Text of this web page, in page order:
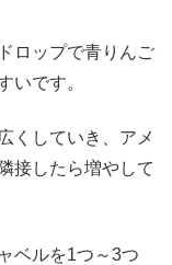
ロップで青りんご
いです。
くしていき、アメ
接したら増やして
ベルを1つ～3つ